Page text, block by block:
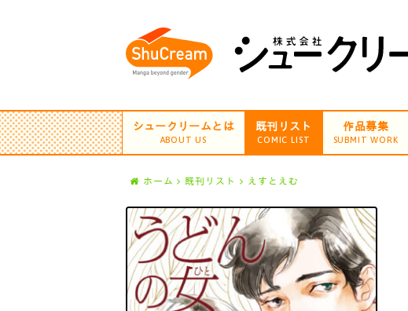
シュークリームとは
ABOUT US
既刊リスト
COMIC LIST
作品募集
SUBMIT WORK
ホーム 既刊リスト えすとえむ